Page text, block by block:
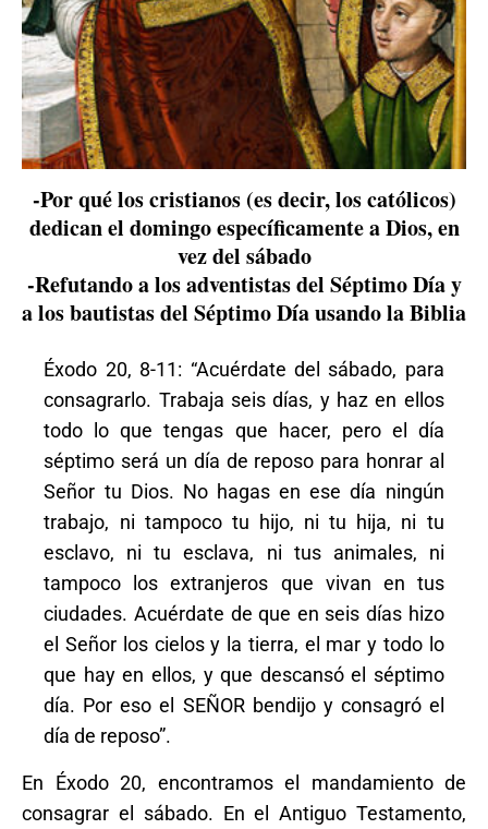
-Por qué los cristianos (es decir, los católicos)
dedican el domingo específicamente a Dios, en
vez del sábado
-Refutando a los adventistas del Séptimo Día y
a los bautistas del Séptimo Día usando la Biblia
Éxodo 20, 8-11: “Acuérdate del sábado, para
consagrarlo. Trabaja seis días, y haz en ellos
todo lo que tengas que hacer, pero el día
séptimo será un día de reposo para honrar al
Señor tu Dios. No hagas en ese día ningún
trabajo, ni tampoco tu hijo, ni tu hija, ni tu
esclavo, ni tu esclava, ni tus animales, ni
tampoco los extranjeros que vivan en tus
ciudades. Acuérdate de que en seis días hizo
el Señor los cielos y la tierra, el mar y todo lo
que hay en ellos, y que descansó el séptimo
día. Por eso el SEÑOR bendijo y consagró el
día de reposo”.
En Éxodo 20, encontramos el mandamiento de
consagrar el sábado. En el Antiguo Testamento,